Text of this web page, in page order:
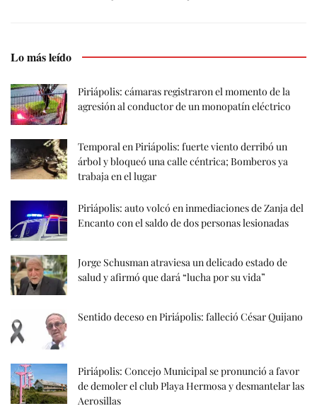
Lo más leído
Piriápolis: cámaras registraron el momento de la
agresión al conductor de un monopatín eléctrico
Temporal en Piriápolis: fuerte viento derribó un
árbol y bloqueó una calle céntrica; Bomberos ya
trabaja en el lugar
Piriápolis: auto volcó en inmediaciones de Zanja del
Encanto con el saldo de dos personas lesionadas
Jorge Schusman atraviesa un delicado estado de
salud y afirmó que dará “lucha por su vida”
Sentido deceso en Piriápolis: falleció César Quijano
Piriápolis: Concejo Municipal se pronunció a favor
de demoler el club Playa Hermosa y desmantelar las
Aerosillas